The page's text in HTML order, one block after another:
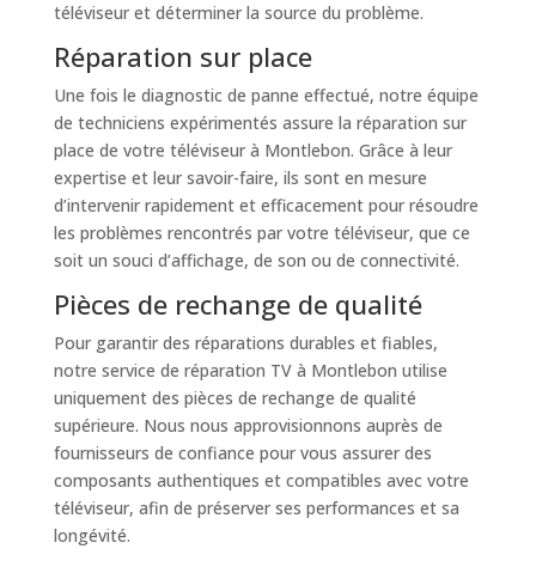
téléviseur et déterminer la source du problème.
Réparation sur place
Une fois le diagnostic de panne effectué, notre équipe
de techniciens expérimentés assure la réparation sur
place de votre téléviseur à Montlebon. Grâce à leur
expertise et leur savoir-faire, ils sont en mesure
d’intervenir rapidement et efficacement pour résoudre
les problèmes rencontrés par votre téléviseur, que ce
soit un souci d’affichage, de son ou de connectivité.
Pièces de rechange de qualité
Pour garantir des réparations durables et fiables,
notre service de réparation TV à Montlebon utilise
uniquement des pièces de rechange de qualité
supérieure. Nous nous approvisionnons auprès de
fournisseurs de confiance pour vous assurer des
composants authentiques et compatibles avec votre
téléviseur, afin de préserver ses performances et sa
longévité.